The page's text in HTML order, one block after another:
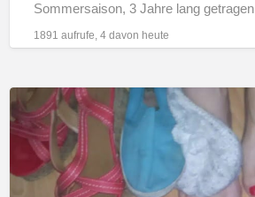
Sommersaison, 3 Jahre lang getragen
1891 aufrufe, 4 davon heute
Schuhflatrate
für
echte
Geldsklaven